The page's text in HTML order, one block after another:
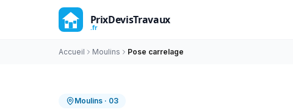
Accueil Moulins Pose carrelage
Moulins · 03